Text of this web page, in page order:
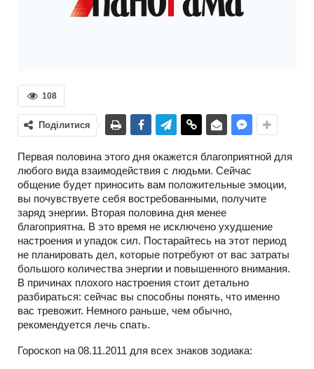
108
Поділитися
Первая половина этого дня окажется благоприятной для
любого вида взаимодействия с людьми. Сейчас
общение будет приносить вам положительные эмоции,
вы почувствуете себя востребованными, получите
заряд энергии. Вторая половина дня менее
благоприятна. В это время не исключено ухудшение
настроения и упадок сил. Постарайтесь на этот период
не планировать дел, которые потребуют от вас затраты
большого количества энергии и повышенного внимания.
В причинах плохого настроения стоит детально
разбираться: сейчас вы способны понять, что именно
вас тревожит. Немного раньше, чем обычно,
рекомендуется лечь спать.
Гороскоп на 08.11.2011 для всех знаков зодиака: